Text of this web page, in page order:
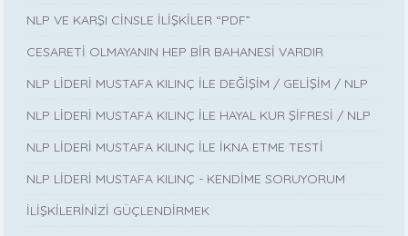
NLP VE KARŞI CİNSLE İLİŞKİLER “PDF”
CESARETİ OLMAYANIN HEP BİR BAHANESİ VARDIR
NLP LİDERİ MUSTAFA KILINÇ İLE DEĞİŞİM / GELİŞİM / NLP
NLP LİDERİ MUSTAFA KILINÇ İLE HAYAL KUR ŞİFRESİ / NLP
NLP LİDERİ MUSTAFA KILINÇ İLE İKNA ETME TESTİ
NLP LİDERİ MUSTAFA KILINÇ - KENDİME SORUYORUM
İLİŞKİLERİNİZİ GÜÇLENDİRMEK